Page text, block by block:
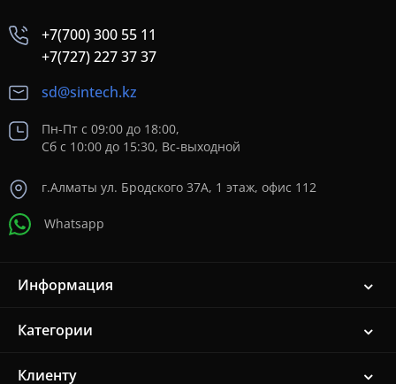
+7(700) 300 55 11
+7(727) 227 37 37
sd@sintech.kz
Пн-Пт с 09:00 до 18:00,
Сб с 10:00 до 15:30, Вс-выходной
г.Алматы ул. Бродского 37A, 1 этаж, офис 112
Whatsapp
Информация
Категории
Клиенту